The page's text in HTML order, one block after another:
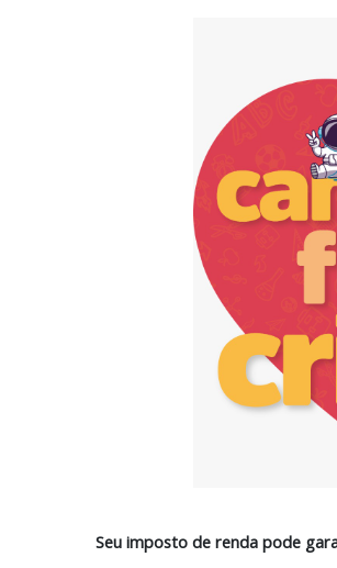
Seu imposto de renda pode